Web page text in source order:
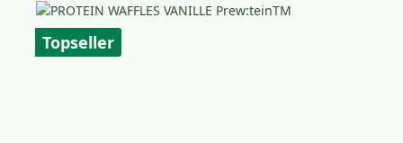
Topseller